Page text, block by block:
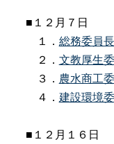
■１２月７日
１． 総務委員
２． 文教厚生
３． 農水商工
４． 建設環境
■１２月１６日